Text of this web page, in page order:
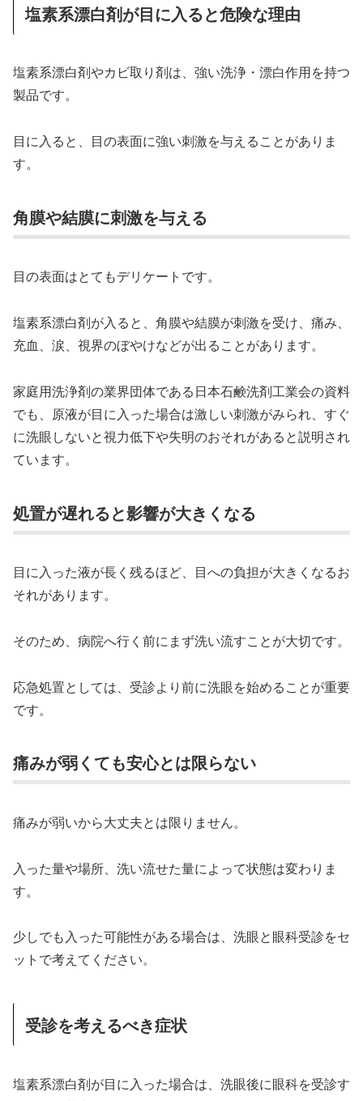
塩素系漂白剤が目に入ると危険な理由
塩素系漂白剤やカビ取り剤は、強い洗浄・漂白作用を持つ
製品です。
目に入ると、目の表面に強い刺激を与えることがありま
す。
角膜や結膜に刺激を与える
目の表面はとてもデリケートです。
塩素系漂白剤が入ると、角膜や結膜が刺激を受け、痛み、
充血、涙、視界のぼやけなどが出ることがあります。
家庭用洗浄剤の業界団体である日本石鹸洗剤工業会の資料
でも、原液が目に入った場合は激しい刺激がみられ、すぐ
に洗眼しないと視力低下や失明のおそれがあると説明され
ています。
処置が遅れると影響が大きくなる
目に入った液が長く残るほど、目への負担が大きくなるお
それがあります。
そのため、病院へ行く前にまず洗い流すことが大切です。
応急処置としては、受診より前に洗眼を始めることが重要
です。
痛みが弱くても安心とは限らない
痛みが弱いから大丈夫とは限りません。
入った量や場所、洗い流せた量によって状態は変わりま
す。
少しでも入った可能性がある場合は、洗眼と眼科受診をセ
ットで考えてください。
受診を考えるべき症状
塩素系漂白剤が目に入った場合は、洗眼後に眼科を受診す